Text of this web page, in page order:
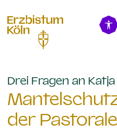
Drei Fragen an
der